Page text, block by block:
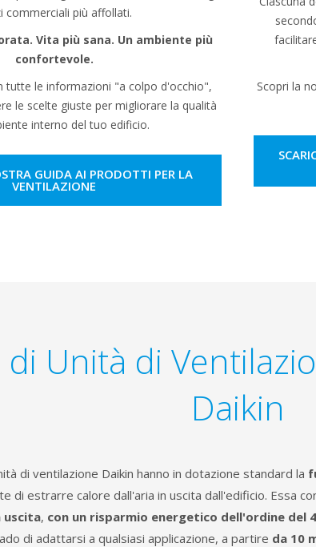
commerciali più affollati.
Vita più sana. Un ambiente più
confortevole.
tutte le informazioni "a colpo d'occhio",
le scelte giuste per migliorare la qualità
interno del tuo edificio.
GUIDA AI PRODOTTI PER LA
VENTILAZIONE
Scopri la
di Unità di
Daikin
di ventilazione Daikin hanno in dotazione standard la
di estrarre calore dall'aria in uscita dall'edificio. Essa
uscita, con un risparmio energetico dell'ordine del
di adattarsi a qualsiasi applicazione, a partire da 10